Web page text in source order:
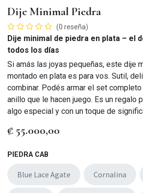
Dije Minimal Piedra
(0 reseña)
Dije minimal de piedra en plata – el
todos los días
Si amás las joyas pequeñas, este dije
montado en plata es para vos. Sutil,
combinar. Podés armar el set
anillo que le hacen juego. Es un regalo
algo especial y con un toque de
₡ 55.000,00
PIEDRA CAB
Blue Lace Agate Cornalina